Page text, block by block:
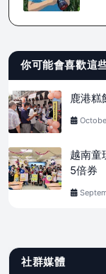
你可能會喜歡這
鹿港糕
越南童
5倍券
社群媒體